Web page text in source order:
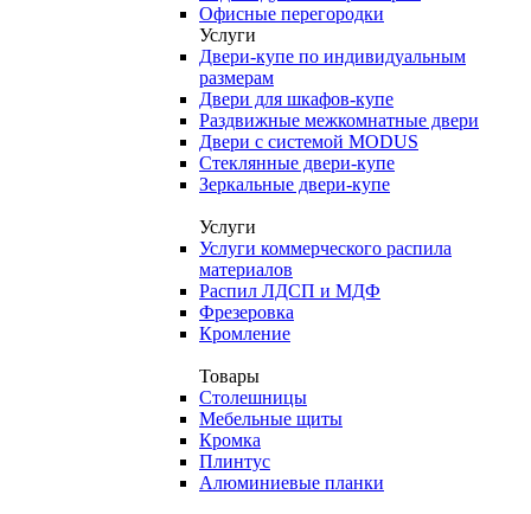
Офисные перегородки
Услуги
Двери-купе по индивидуальным
размерам
Двери для шкафов-купе
Раздвижные межкомнатные двери
Двери с системой MODUS
Стеклянные двери-купе
Зеркальные двери-купе
Услуги
Услуги коммерческого распила
материалов
Распил ЛДСП и МДФ
Фрезеровка
Кромление
Товары
Столешницы
Мебельные щиты
Кромка
Плинтус
Алюминиевые планки